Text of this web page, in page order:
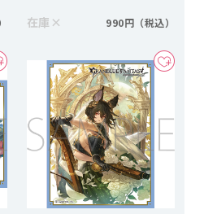
在庫 × 990円